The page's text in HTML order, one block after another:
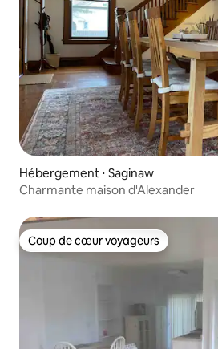
Hébergement ⋅ Saginaw
Charmante maison d'Alexander
Coup de cœur voyageurs
Coup de cœur voyageurs